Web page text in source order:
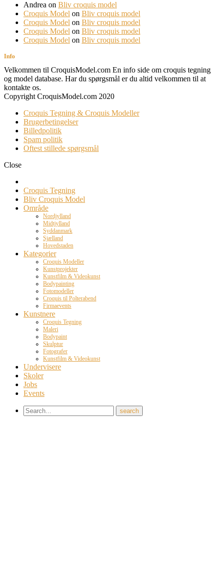
Andrea on Bliv croquis model
Croquis Model on Bliv croquis model
Croquis Model on Bliv croquis model
Croquis Model on Bliv croquis model
Croquis Model on Bliv croquis model
Info
Velkommen til CroquisModel.com En info side om croquis tegning
og model database. Har du spørgsmål er du altid velkommen til at
kontakte os.
Copyright CroquisModel.com 2020
Croquis Tegning & Croquis Modeller
Brugerbetingelser
Billedpolitik
Spam politik
Oftest stillede spørgsmål
Close
Croquis Tegning
Bliv Croquis Model
Område
Nordjylland
Midtjylland
Syddanmark
Sjælland
Hovedstaden
Kategorier
Croquis Modeller
Kunstprojekter
Kunstfilm & Videokunst
Bodypainting
Fotomodeller
Croquis til Polterabend
Firmaevents
Kunstnere
Croquis Tegning
Maleri
Bodypaint
Skulptur
Fotografer
Kunstfilm & Videokunst
Undervisere
Skoler
Jobs
Events